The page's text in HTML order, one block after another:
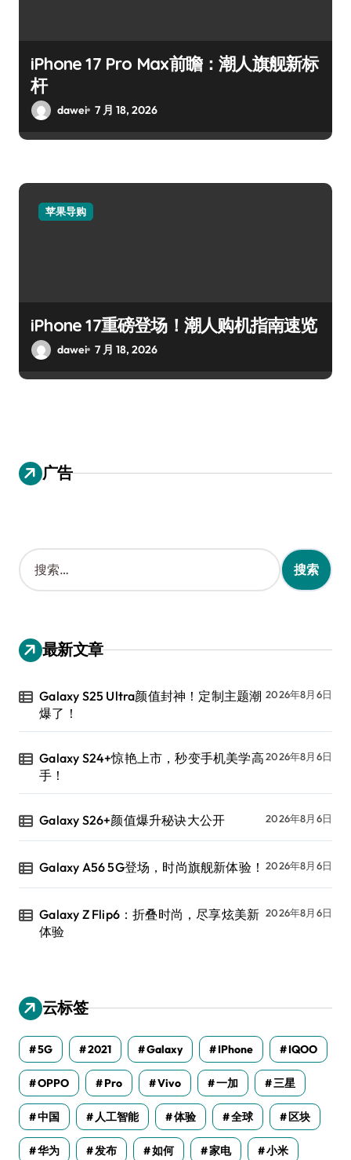
iPhone 17 Pro Max前瞻：潮人旗舰新标
杆
dawei 7 月 18, 2026
苹果导购
iPhone 17重磅登场！潮人购机指南速览
dawei 7 月 18, 2026
广告
搜
索
：
最新文章
Galaxy S25 Ultra颜值封神！定制主题潮
爆了！
2026年8月6日
Galaxy S24+惊艳上市，秒变手机美学高
手！
2026年8月6日
Galaxy S26+颜值爆升秘诀大公开 2026年8月6日
Galaxy A56 5G登场，时尚旗舰新体验！ 2026年8月6日
Galaxy Z Flip6：折叠时尚，尽享炫美新
体验
2026年8月6日
云标签
5G 2021 Galaxy IPhone IQOO
OPPO Pro Vivo 一加 三星
中国 人工智能 体验 全球 区块
华为 发布 如何 家电 小米